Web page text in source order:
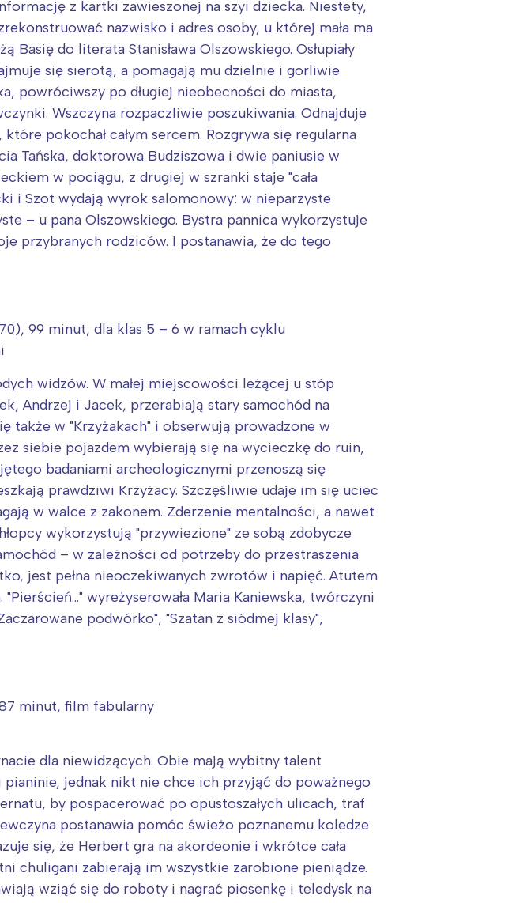
z kartki zawieszonej na szyi dziecka. Niestety,
nazwisko i adres osoby, u której mała ma
Basię do literata Stanisława Olszowskiego. Osłupiały
się sierotą, a pomagają mu dzielnie i gorliwie
powróciwszy po długiej nieobecności do miasta,
Wszczyna rozpaczliwie poszukiwania. Odnajduje
pokochał całym sercem. Rozgrywa się regularna
Tańska, doktorowa Budziszowa i dwie paniusie w
w pociągu, z drugiej w szranki staje "cała
i Szot wydają wyrok salomonowy: w nieparzyste
– u pana Olszowskiego. Bystra pannica wykorzystuje
przybranych rodziców. I postanawia, że do tego
99 minut, dla klas 5 – 6 w ramach cyklu
widzów. W małej miejscowości leżącej u stóp
Andrzej i Jacek, przerabiają stary samochód na
także w "Krzyżakach" i obserwują prowadzone w
siebie pojazdem wybierają się na wycieczkę do ruin,
badaniami archeologicznymi przenoszą się
prawdziwi Krzyżacy. Szczęśliwie udaje im się uciec
w walce z zakonem. Zderzenie mentalności, a nawet
wykorzystują "przywiezione" ze sobą zdobycze
– w zależności od potrzeby do przestraszenia
jest pełna nieoczekiwanych zwrotów i napięć. Atutem
wyreżyserowała Maria Kaniewska, twórczyni
podwórko", "Szatan z siódmej klasy",
minut, film fabularny
dla niewidzących. Obie mają wybitny talent
jednak nikt nie chce ich przyjąć do poważnego
by pospacerować po opustoszałych ulicach, traf
postanawia pomóc świeżo poznanemu koledze
się, że Herbert gra na akordeonie i wkrótce cała
chuligani zabierają im wszystkie zarobione pieniądze.
wziąć się do roboty i nagrać piosenkę i teledysk na